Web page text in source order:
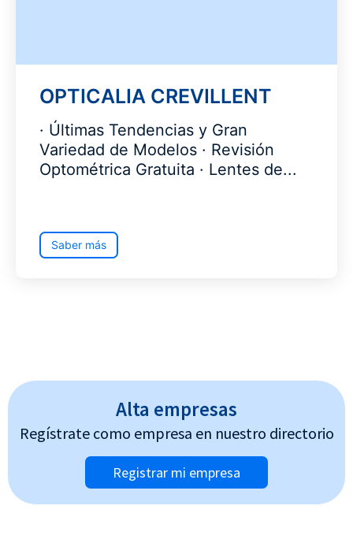
OPTICALIA CREVILLENT
· Últimas Tendencias y Gran
Variedad de Modelos · Revisión
Optométrica Gratuita · Lentes de...
Saber más
Alta empresas
Regístrate como empresa en nuestro directorio
Registrar mi empresa